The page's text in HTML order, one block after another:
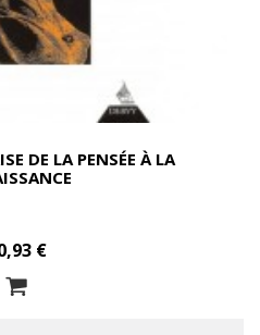
DE LA PENSÉE À LA
€